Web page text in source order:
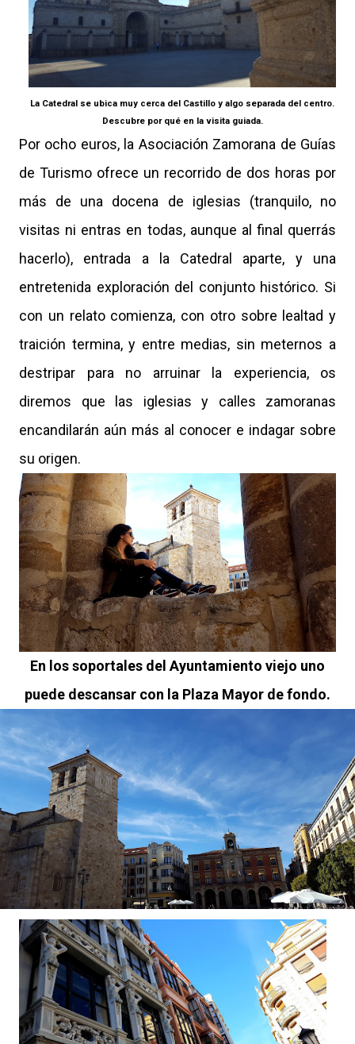
La Catedral se ubica muy cerca del Castillo y algo separada del centro.
Descubre por qué en la visita guiada.
Por ocho euros, la Asociación Zamorana de Guías
de Turismo ofrece un recorrido de dos horas por
más de una docena de iglesias (tranquilo, no
visitas ni entras en todas, aunque al final querrás
hacerlo), entrada a la Catedral aparte, y una
entretenida exploración del conjunto histórico. Si
con un relato comienza, con otro sobre lealtad y
traición termina, y entre medias, sin meternos a
destripar para no arruinar la experiencia, os
diremos que las iglesias y calles zamoranas
encandilarán aún más al conocer e indagar sobre
su origen.
En los soportales del Ayuntamiento viejo uno
puede descansar con la Plaza Mayor de fondo.